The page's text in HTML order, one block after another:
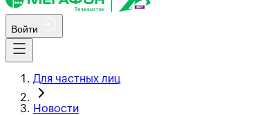
Войти
Для частных лиц
Новости